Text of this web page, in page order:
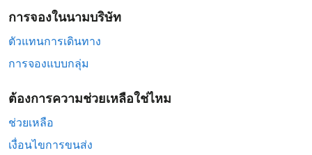
การจองในนามบริษัท
ตัวแทนการเดินทาง
การจองแบบกลุ่ม
ต้องการความช่วยเหลือใช่ไหม
ช่วยเหลือ
เงื่อนไขการขนส่ง